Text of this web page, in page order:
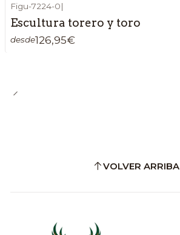
Figu-7224-0|
Escultura torero y toro
desde126,95€
VOLVER ARRIBA